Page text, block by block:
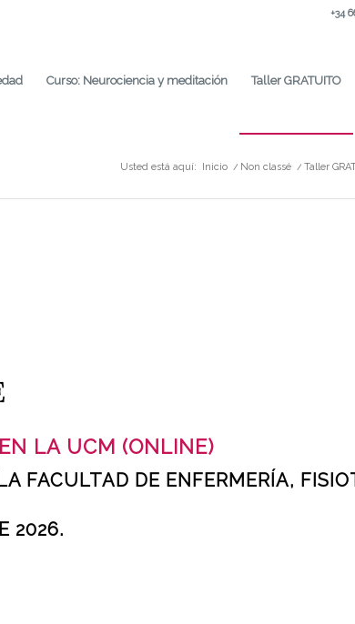
+34
Curso: Neurociencia y meditación Taller GRATUITO
Usted está aquí: Inicio / Non classé / Taller
LA UCM (ONLINE)
FACULTAD DE ENFERMERÍA,
2026.